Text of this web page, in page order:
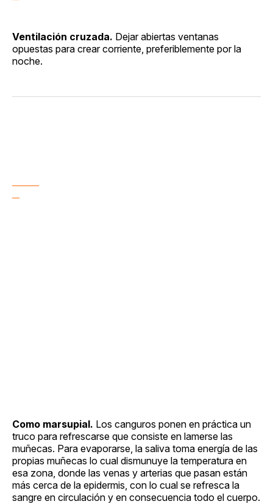
Ventilación cruzada. Dejar abiertas ventanas
opuestas para crear corriente, preferiblemente por la
noche.
Como marsupial. Los canguros ponen en práctica un
truco para refrescarse que consiste en lamerse las
muñecas. Para evaporarse, la saliva toma energía de las
propias muñecas lo cual dismunuye la temperatura en
esa zona, donde las venas y arterias que pasan están
más cerca de la epidermis, con lo cual se refresca la
sangre en circulación y en consecuencia todo el cuerpo.